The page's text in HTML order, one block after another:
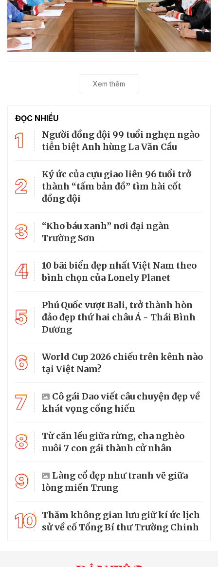
Xem thêm
ĐỌC NHIỀU
1
Người đồng đội 99 tuổi nghẹn ngào
tiễn biệt Anh hùng La Văn Cầu
2
Ký ức của cựu giao liên 96 tuổi trở
thành “tấm bản đồ” tìm hài cốt
đồng đội
3
“Kho báu xanh” nơi đại ngàn
Trường Sơn
4
10 bãi biển đẹp nhất Việt Nam theo
bình chọn của Lonely Planet
5
Phú Quốc vượt Bali, trở thành hòn
đảo đẹp thứ hai châu Á - Thái Bình
Dương
6
World Cup 2026 chiếu trên kênh nào
tại Việt Nam?
7
Cô gái Dao viết câu chuyện đẹp về
khát vọng cống hiến
8
Từ căn lều giữa rừng, cha nghèo
nuôi 7 con gái thành cử nhân
9
Làng cổ đẹp như tranh vẽ giữa
lòng miền Trung
10 Thăm không gian lưu giữ kí ức lịch
sử về cố Tổng Bí thư Trường Chinh